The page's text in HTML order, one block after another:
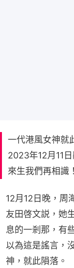
一代港風女神就
2023年12月11
來生我們再相識
12月12日晚，周
友田啓文説，她
息的一剎那，有
以為這是謠言，
神，就此隕落。